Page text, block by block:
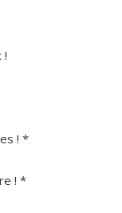
!
! *
! *